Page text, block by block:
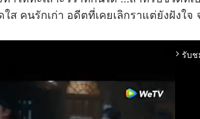
ส คนรักเก่า อดีตที่เคยเลิกราแต่ยังฝังใจ
arrow_forward_ios รับช